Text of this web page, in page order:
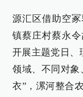
源汇区借助空
镇蔡庄村蔡永
开展主题党日、
领域、不同对象
衣”，漯河整合